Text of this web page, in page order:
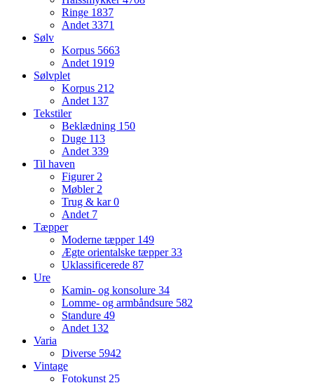
Ringe 1837
Andet3371
Sølv
Korpus 5663
Andet 1919
Sølvplet
Korpus 212
Andet 137
Tekstiler
Beklædning 150
Duge 113
Andet339
Til haven
Figurer2
Møbler2
Trug & kar0
Andet 7
Tæpper
Moderne tæpper 149
Ægte orientalske tæpper33
Uklassificerede 87
Ure
Kamin- og konsolure 34
Lomme- og armbåndsure 582
Standure 49
Andet 132
Varia
Diverse 5942
Vintage
Fotokunst25